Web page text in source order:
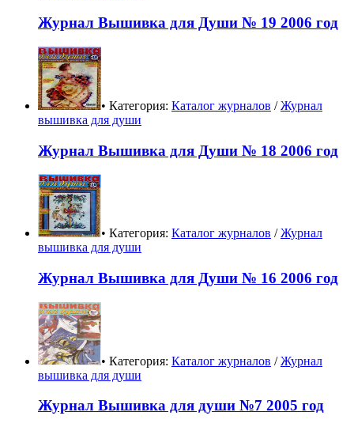
Журнал Вышивка для Души № 19 2006 год
• Категория: Каталог журналов /Журнал
вышивка для души
Журнал Вышивка для Души № 18 2006 год
• Категория: Каталог журналов /Журнал
вышивка для души
Журнал Вышивка для Души № 16 2006 год
• Категория: Каталог журналов /Журнал
вышивка для души
Журнал Вышивка для души №7 2005 год